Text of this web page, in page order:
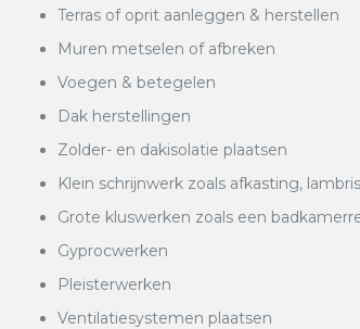
Terras of oprit aanleggen & herstellen
Muren metselen of afbreken
Voegen & betegelen
Dak herstellingen
Zolder- en dakisolatie plaatsen
Klein schrijnwerk zoals afkasting,
Grote kluswerken zoals een
Gyprocwerken
Pleisterwerken
Ventilatiesystemen plaatsen